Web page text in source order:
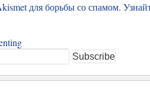
для борьбы со спамом.